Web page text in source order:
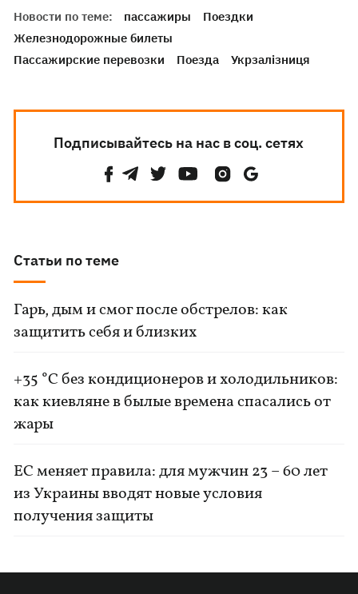
Новости по теме: пассажиры
Поездки
Железнодорожные билеты
Пассажирские перевозки
Поезда Укрзалізниця
Подписывайтесь на нас в соц. сетях
Статьи по теме
Гарь, дым и смог после обстрелов: как
защитить себя и близких
+35 °C без кондиционеров и холодильников:
как киевляне в былые времена спасались от
жары
ЕС меняет правила: для мужчин 23 – 60 лет
из Украины вводят новые условия
получения защиты